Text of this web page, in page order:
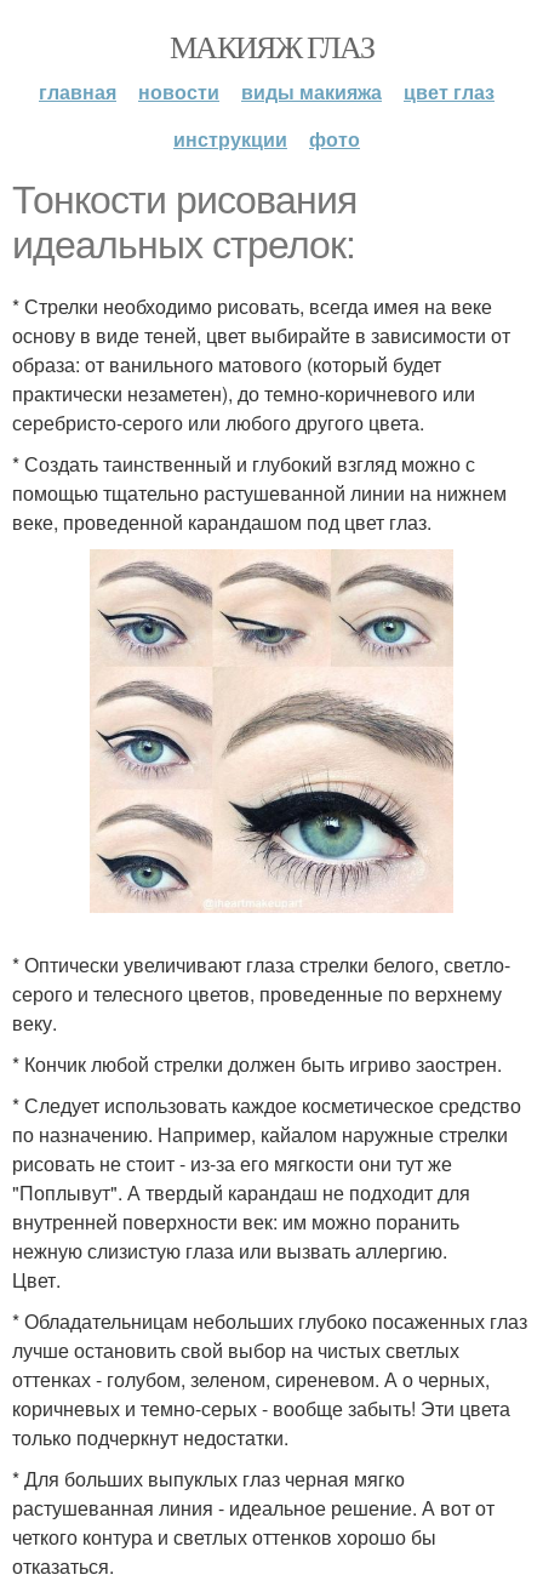
МАКИЯЖ ГЛАЗ
главная новости виды макияжа
цвет глаз
инструкции
фото
Тонкости рисования
идеальных стрелок:
* Стрелки необходимо рисовать, всегда имея на веке
основу в виде теней, цвет выбирайте в зависимости от
образа: от ванильного матового (который будет
практически незаметен), до темно-коричневого или
серебристо-серого или любого другого цвета.
* Создать таинственный и глубокий взгляд можно с
помощью тщательно растушеванной линии на нижнем
веке, проведенной карандашом под цвет глаз.
* Оптически увеличивают глаза стрелки белого, светло-
серого и телесного цветов, проведенные по верхнему
веку.
* Кончик любой стрелки должен быть игриво заострен.
* Следует использовать каждое косметическое средство
по назначению. Например, кайалом наружные стрелки
рисовать не стоит - из-за его мягкости они тут же
"Поплывут". А твердый карандаш не подходит для
внутренней поверхности век: им можно поранить
нежную слизистую глаза или вызвать аллергию.
Цвет.
* Обладательницам небольших глубоко посаженных глаз
лучше остановить свой выбор на чистых светлых
оттенках - голубом, зеленом, сиреневом. А о черных,
коричневых и темно-серых - вообще забыть! Эти цвета
только подчеркнут недостатки.
* Для больших выпуклых глаз черная мягко
растушеванная линия - идеальное решение. А вот от
четкого контура и светлых оттенков хорошо бы
отказаться.